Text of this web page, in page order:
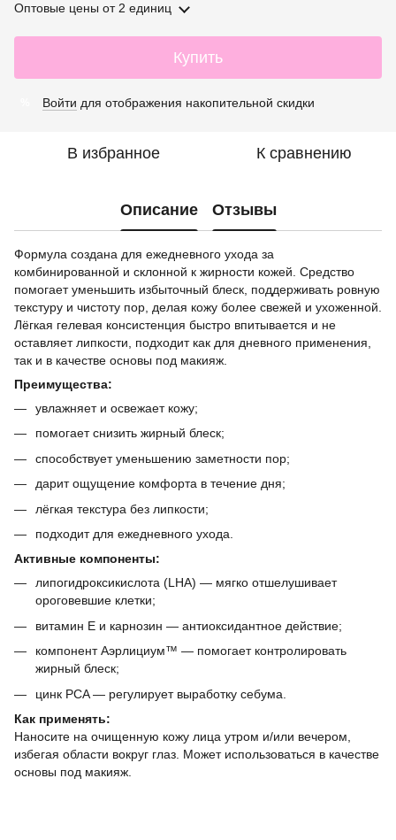
Оптовые цены от 2 единиц
Купить
Войти для отображения накопительной скидки
В избранное К сравнению
Описание Отзывы
Формула создана для ежедневного ухода за
комбинированной и склонной к жирности кожей. Средство
помогает уменьшить избыточный блеск, поддерживать ровную
текстуру и чистоту пор, делая кожу более свежей и ухоженной.
Лёгкая гелевая консистенция быстро впитывается и не
оставляет липкости, подходит как для дневного применения,
так и в качестве основы под макияж.
Преимущества:
увлажняет и освежает кожу;
помогает снизить жирный блеск;
способствует уменьшению заметности пор;
дарит ощущение комфорта в течение дня;
лёгкая текстура без липкости;
подходит для ежедневного ухода.
Активные компоненты:
липогидроксикислота (LHA) — мягко отшелушивает
ороговевшие клетки;
витамин Е и карнозин — антиоксидантное действие;
компонент Аэрлициум™ — помогает контролировать
жирный блеск;
цинк PCA — регулирует выработку себума.
Как применять:
Наносите на очищенную кожу лица утром и/или вечером,
избегая области вокруг глаз. Может использоваться в качестве
основы под макияж.